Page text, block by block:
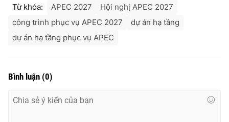
Từ khóa: APEC 2027
Hội nghị APEC 2027
công trình phục vụ APEC 2027
dự án hạ tầng
dự án hạ tầng phục vụ APEC
Bình luận (0)